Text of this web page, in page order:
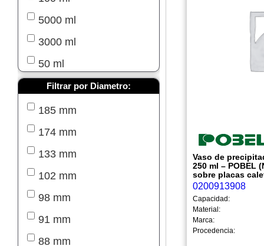
5000 ml
3000 ml
50 ml
25 ml
800 ml
600 ml
400 ml
150 ml
10 ml
5 ml
80 ml
Filtrar por Diametro:
185 mm
174 mm
133 mm
102 mm
98 mm
91 mm
88 mm
Vaso de
250 ml – POBEL
sobre placas
0200913908
Capacidad:
Material:
Marca:
Procedencia: